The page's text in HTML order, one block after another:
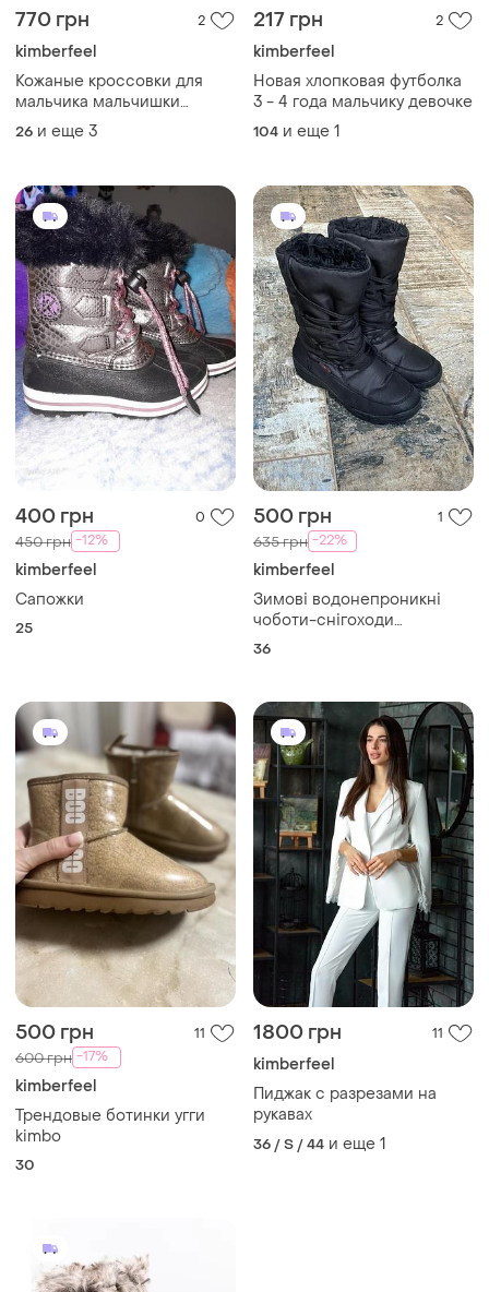
770 грн 2
kimberfeel
Кожаные кроссовки для
мальчика мальчишки
кроссовки
26 и еще 3
217 грн 2
kimberfeel
Новая хлопковая футболка
3 - 4 года мальчику девочке
104 и еще 1
400 грн 0
450 грн -12%
kimberfeel
Сапожки
25
500 грн 1
635 грн -22%
kimberfeel
Зимові водонепроникні
чоботи-снігоходи
kimberfeel чорні 36 р. 22.5
36
500 грн 11
600 грн -17%
kimberfeel
Трендовые ботинки угги
kimbo
30
1800 грн 11
kimberfeel
Пиджак с разрезами на
рукавах
36 / S / 44 и еще 1